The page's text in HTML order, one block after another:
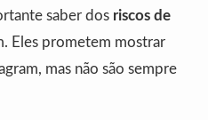
saber dos riscos de
Eles prometem mostrar
mas não são sempre